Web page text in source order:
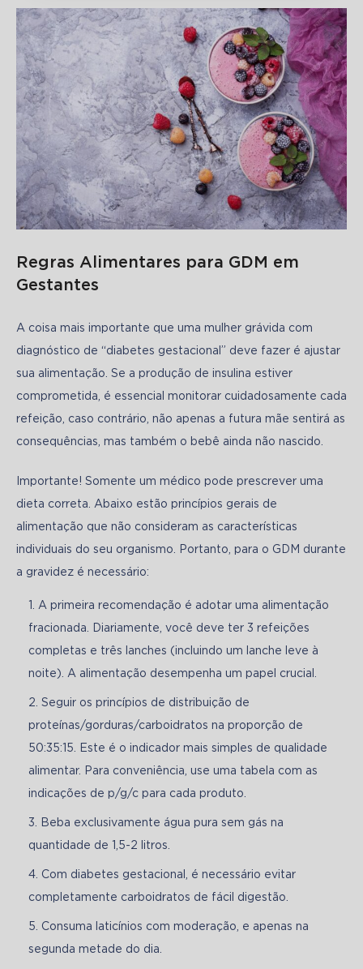
Regras Alimentares para GDM em
Gestantes
A coisa mais importante que uma mulher grávida com
diagnóstico de “diabetes gestacional” deve fazer é ajustar
sua alimentação. Se a produção de insulina estiver
comprometida, é essencial monitorar cuidadosamente cada
refeição, caso contrário, não apenas a futura mãe sentirá as
consequências, mas também o bebê ainda não nascido.
Importante! Somente um médico pode prescrever uma
dieta correta. Abaixo estão princípios gerais de
alimentação que não consideram as características
individuais do seu organismo. Portanto, para o GDM durante
a gravidez é necessário:
A primeira recomendação é adotar uma alimentação
fracionada. Diariamente, você deve ter 3 refeições
completas e três lanches (incluindo um lanche leve à
noite). A alimentação desempenha um papel crucial.
Seguir os princípios de distribuição de
proteínas/gorduras/carboidratos na proporção de
50:35:15. Este é o indicador mais simples de qualidade
alimentar. Para conveniência, use uma tabela com as
indicações de p/g/c para cada produto.
Beba exclusivamente água pura sem gás na
quantidade de 1,5-2 litros.
Com diabetes gestacional, é necessário evitar
completamente carboidratos de fácil digestão.
Consuma laticínios com moderação, e apenas na
segunda metade do dia.